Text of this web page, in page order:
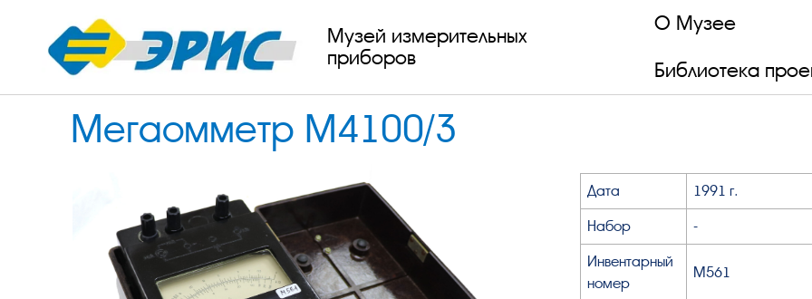
Музей измерительных
приборов
О Музее
Библиотека
Мегаомметр М4100/3
Дата 1991 г.
Набор -
Инвентарный
номер
М561